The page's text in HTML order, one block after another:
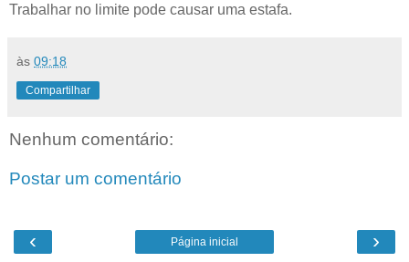
Trabalhar no limite pode causar uma estafa.
às 09:18
Compartilhar
Nenhum comentário:
Postar um comentário
‹ ›
Página inicial